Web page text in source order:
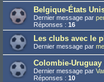
Belgique-États
Dernier message par
Réponses : 16
Les clubs avec le
Dernier message par
Colombie-Uruguay
Dernier message par
Réponses : 10